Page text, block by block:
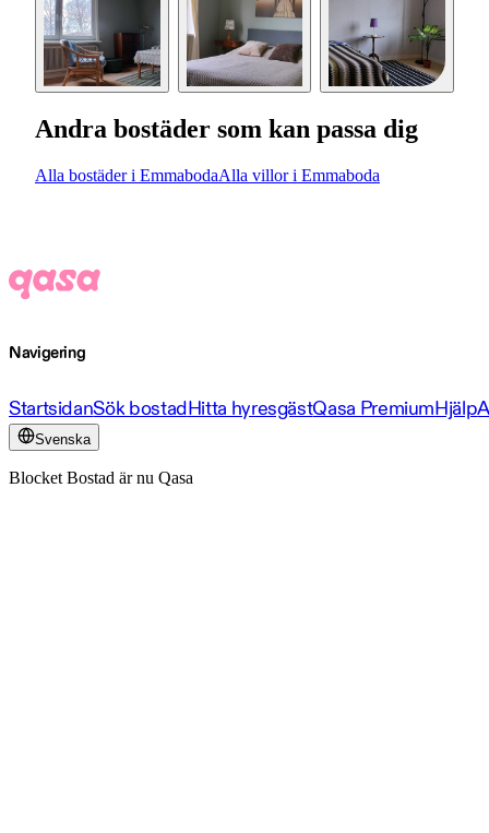
Andra bostäder som kan passa dig
Alla bostäder i EmmabodaAlla villor i Emmaboda
Navigering
StartsidanSök bostadHitta hyresgästQasa PremiumHjälp
Svenska
Blocket Bostad är nu Qasa